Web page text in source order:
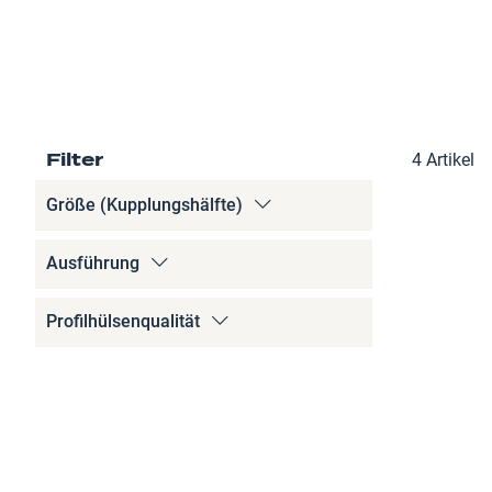
4Artikel
Filter
Größe (Kupplungshälfte)
Ausführung
Profilhülsenqualität